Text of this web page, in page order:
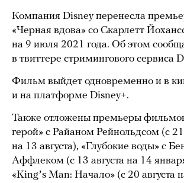
Компания Disney перенесла
«Черная вдова» со Скарлетт
на 9 июля 2021 года. Об этом
в твиттере стримингового сервиса
Фильм выйдет одновременно и в
и на платформе Disney+.
Также отложены премьеры
герой» с Райаном Рейнольдсом (с
на 13 августа), «Глубокие воды» с
Аффлеком (с 13 августа на 14
«Kingʼs Man: Начало» (с 20 августа